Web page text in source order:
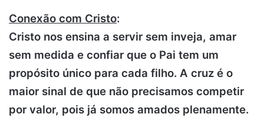
Conexão com Cristo:
Cristo nos ensina a servir sem inveja, amar
sem medida e confiar que o Pai tem um
propósito único para cada filho. A cruz é o
maior sinal de que não precisamos competir
por valor, pois já somos amados plenamente.